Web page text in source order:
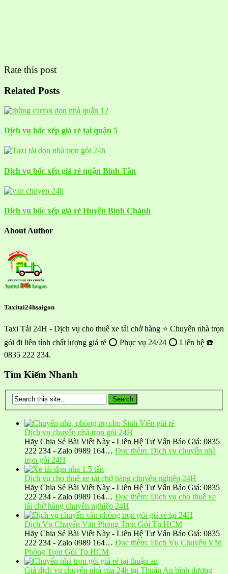
Rate this post
Related Posts
Dịch vụ bốc xếp giá rẻ tại quận 5
Dịch vụ bốc xếp giá rẻ quận Bình Tân
Dịch vụ bốc xếp giá rẻ Huyện Bình Chánh
About Author
Taxitai24hsaigon
Taxi Tải 24H - Dịch vụ cho thuê xe tải chở hàng ⭐ Chuyển nhà trọn
gói đi liên tỉnh chất lượng giá rẻ ⭕ Phục vụ 24/24 ⭕ Liên hệ ☎️
0835 222 234.
Tìm Kiếm Nhanh
Dịch vụ chuyển nhà trọn gói 24H
Hãy Chia Sẻ Bài Viết Này - Liên Hệ Tư Vấn Báo Giá: 0835
222 234 - Zalo 0989 164… Đọc thêm: Dịch vụ chuyển nhà
trọn gói 24H
Dịch vụ cho thuê xe tải chở hàng chuyên nghiệp 24H
Hãy Chia Sẻ Bài Viết Này - Liên Hệ Tư Vấn Báo Giá: 0835
222 234 - Zalo 0989 164… Đọc thêm: Dịch vụ cho thuê xe
tải chở hàng chuyên nghiệp 24H
Dịch Vụ Chuyển Văn Phòng Trọn Gói Tp.HCM
Hãy Chia Sẻ Bài Viết Này - Liên Hệ Tư Vấn Báo Giá: 0835
222 234 - Zalo 0989 164… Đọc thêm: Dịch Vụ Chuyển Văn
Phòng Trọn Gói Tp.HCM
Giá dịch vụ chuyển nhà của 24h tại Thuận An bình dương